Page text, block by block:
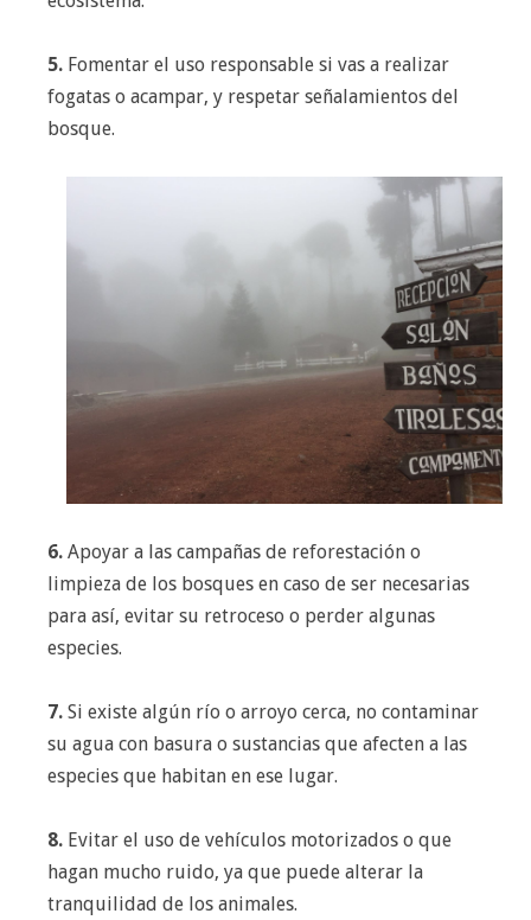
5. Fomentar el uso responsable si vas a realizar
fogatas o acampar, y respetar señalamientos del
bosque.
6. Apoyar a las campañas de reforestación o
limpieza de los bosques en caso de ser necesarias
para así, evitar su retroceso o perder algunas
especies.
7. Si existe algún río o arroyo cerca, no contaminar
su agua con basura o sustancias que afecten a las
especies que habitan en ese lugar.
8. Evitar el uso de vehículos motorizados o que
hagan mucho ruido, ya que puede alterar la
tranquilidad de los animales.